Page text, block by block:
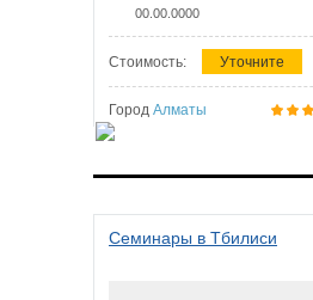
00.00.0000
Стоимость: Уточните
Город Алматы
Семинары в Тбилиси